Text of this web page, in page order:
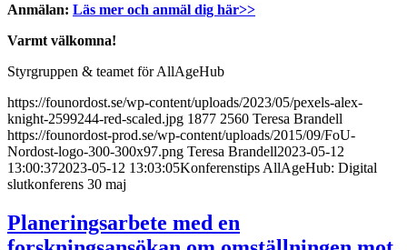
Anmälan: Läs mer och anmäl dig här>>
Varmt välkomna!
Styrgruppen & teamet för AllAgeHub
https://founordost.se/wp-content/uploads/2023/05/pexels-alex-
knight-2599244-red-scaled.jpg 1877 2560 Teresa Brandell
https://founordost-prod.se/wp-content/uploads/2015/09/FoU-
Nordost-logo-300-300x97.png Teresa Brandell2023-05-12
13:00:372023-05-12 13:03:05Konferenstips AllAgeHub: Digital
slutkonferens 30 maj
Planeringsarbete med en